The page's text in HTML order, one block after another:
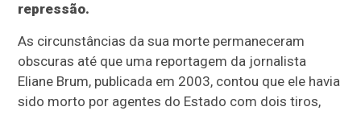
repressão.
As circunstâncias da sua morte permaneceram
obscuras até que uma reportagem da jornalista
Eliane Brum, publicada em 2003, contou que ele havia
sido morto por agentes do Estado com dois tiros,